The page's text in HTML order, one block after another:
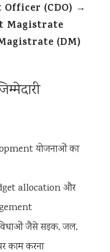
(CDO) →
Magistrate
(DM)
योजनाओं का
allocation और
जैसे सड़क, जल,
काम करना